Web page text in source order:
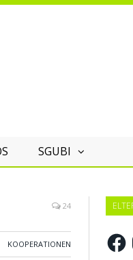
SGUBI
24
KOOPERATIONEN